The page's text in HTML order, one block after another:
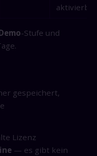
aktivierbar
-Stufe und
gespeichert,
Lizenz
— es gibt kein